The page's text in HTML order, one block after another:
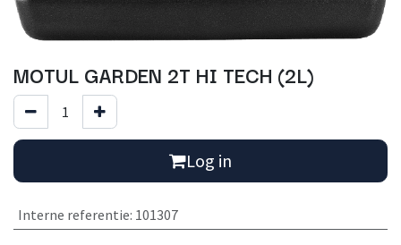
MOTUL GARDEN 2T HI TECH (2L)
Log in
Interne referentie: 101307